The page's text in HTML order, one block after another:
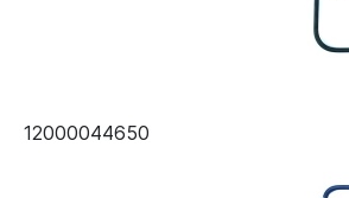
12000044650